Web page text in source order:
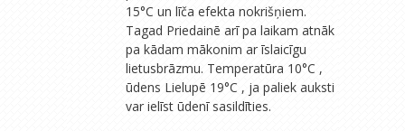
15°C un līča efekta nokrišņiem.
Tagad Priedainē arī pa laikam atnāk
pa kādam mākonim ar īslaicīgu
lietusbrāzmu. Temperatūra 10°C ,
ūdens Lielupē 19°C , ja paliek auksti
var ielīst ūdenī sasildīties.